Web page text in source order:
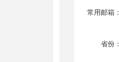
常用邮箱：
省份：